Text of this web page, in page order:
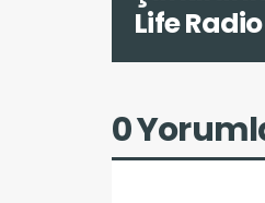
Life Radio
0